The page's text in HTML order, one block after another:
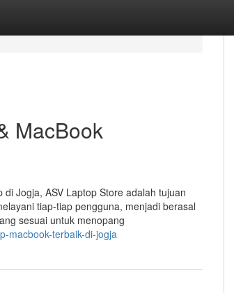
MacBook
Jogja, ASV Laptop Store adalah tujuan
tiap-tiap pengguna, menjadi berasal
sesuai untuk menopang
macbook-terbaik-di-jogja